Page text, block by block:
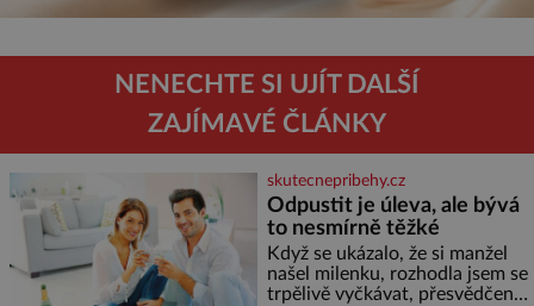
NENECHTE SI UJÍT DALŠÍ
ZAJÍMAVÉ ČLÁNKY
skutecnepribehy.cz
Odpustit je úleva, ale bývá
to nesmírně těžké
Když se ukázalo, že si manžel
našel milenku, rozhodla jsem se
trpělivě vyčkávat, přesvědčena,